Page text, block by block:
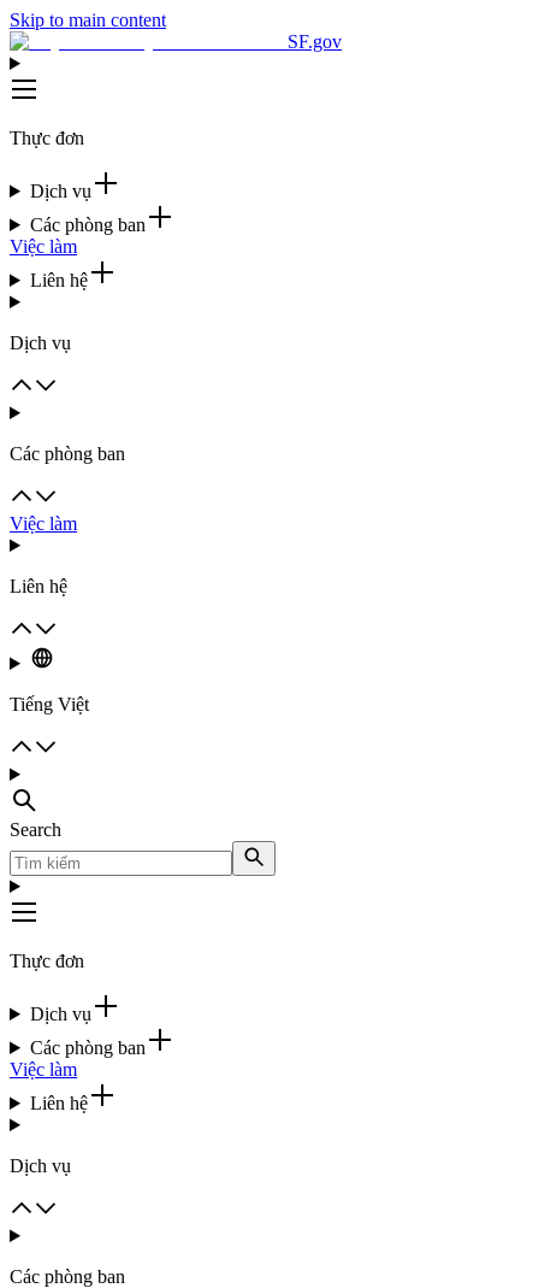
Skip to main content
SF.gov
Thực đơn
Dịch vụ
Các phòng ban
Việc làm
Liên hệ
Dịch vụ
Các phòng ban
Việc làm
Liên hệ
Tiếng Việt
Search
Thực đơn
Dịch vụ
Các phòng ban
Việc làm
Liên hệ
Dịch vụ
Các phòng ban